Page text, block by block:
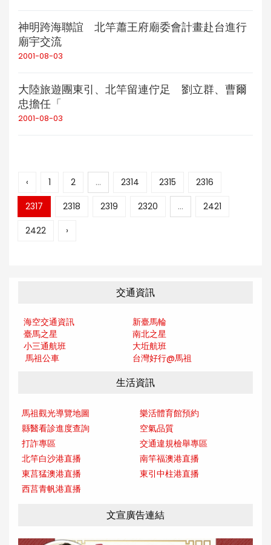
神明跨海聯誼 北竿蕭王府廟委會計畫赴台進行
廟宇交流
2001-08-03
大陸旅遊團東引、北竿留連佇足 劉立群、曹爾
忠擔任「
2001-08-03
‹ 1 2 ... 2314 2315
2316
2317
2318 2319 2320 ...
2421
2422
›
交通資訊
海空交通資訊
新臺馬輪
臺馬之星
南北之星
小三通航班
大坵航班
馬祖公車
台灣好行@馬祖
生活資訊
馬祖觀光導覽地圖
樂活體育館預約
縣醫看診進度查詢
空氣品質
打詐專區
交通違規檢舉專區
北竿白沙港直播
南竿福澳港直播
東莒猛澳港直播
東引中柱港直播
西莒青帆港直播
文宣廣告連結